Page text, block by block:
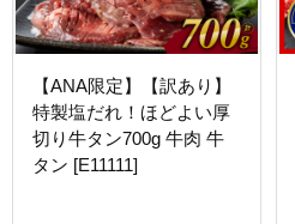
【ANA限定】【訳あり】
特製塩だれ！ほどよい厚
切り牛タン700g 牛肉 牛
タン [E11111]